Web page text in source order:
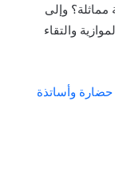
وإلى
والتقاء
حضارة وأساتذة